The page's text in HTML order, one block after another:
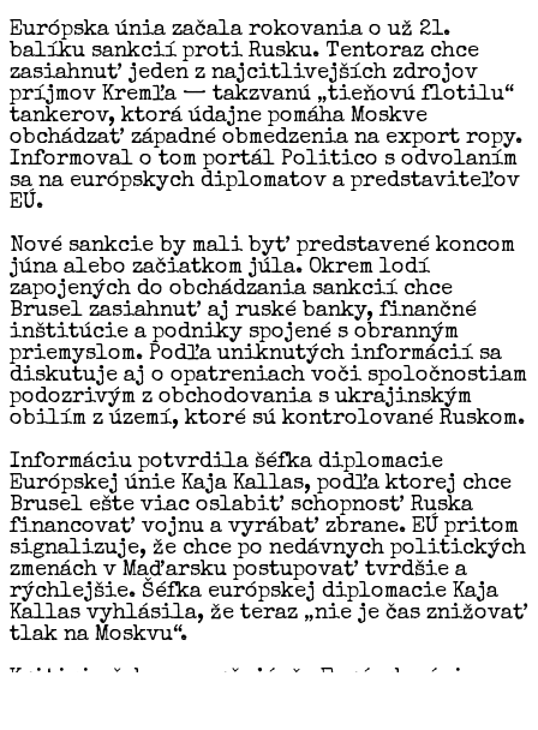
Európska únia začala rokovania o už 21.
balíku sankcií proti Rusku. Tentoraz chce
zasiahnuť jeden z najcitlivejších zdrojov
príjmov Kremľa — takzvanú „tieňovú flotilu“
tankerov, ktorá údajne pomáha Moskve
obchádzať západné obmedzenia na export ropy.
Informoval o tom portál Politico s odvolaním
sa na európskych diplomatov a predstaviteľov
EÚ.
Nové sankcie by mali byť predstavené koncom
júna alebo začiatkom júla. Okrem lodí
zapojených do obchádzania sankcií chce
Brusel zasiahnuť aj ruské banky, finančné
inštitúcie a podniky spojené s obranným
priemyslom. Podľa uniknutých informácií sa
diskutuje aj o opatreniach voči spoločnostiam
podozrivým z obchodovania s ukrajinským
obilím z území, ktoré sú kontrolované Ruskom.
Informáciu potvrdila šéfka diplomacie
Európskej únie Kaja Kallas, podľa ktorej chce
Brusel ešte viac oslabiť schopnosť Ruska
financovať vojnu a vyrábať zbrane. EÚ pritom
signalizuje, že chce po nedávnych politických
zmenách v Maďarsku postupovať tvrdšie a
rýchlejšie. Šéfka európskej diplomacie Kaja
Kallas vyhlásila, že teraz „nie je čas znižovať
tlak na Moskvu“.
Kritici však upozorňujú, že Európska únia